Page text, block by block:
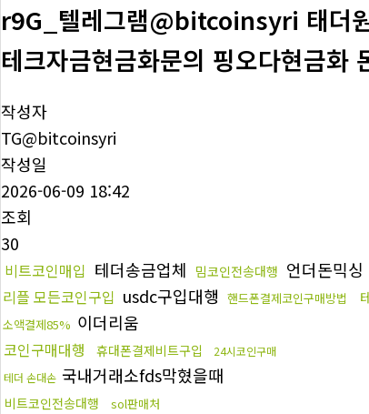
r9G_텔레그램@bitcoinsyri 태더
테크자금현금화문의 핑오다현금화
작성자
TG@bitcoinsyri
작성일
2026-06-09 18:42
조회
30
비트코인매입 테더송금업체 밈코인전송대행 언더돈믹싱
리플 모든코인구입 usdc구입대행 핸드폰결제코인구매방법
소액결제85% 이더리움
코인구매대행 휴대폰결제비트구입
24시코인구매
테더 손대손 국내거래소fds막혔을때
비트코인전송대행 sol판매처